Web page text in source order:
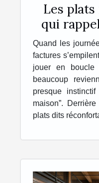
Les
qui
Quand les
factures
jouer en boucle
beaucoup
presque
maison”.
plats dits